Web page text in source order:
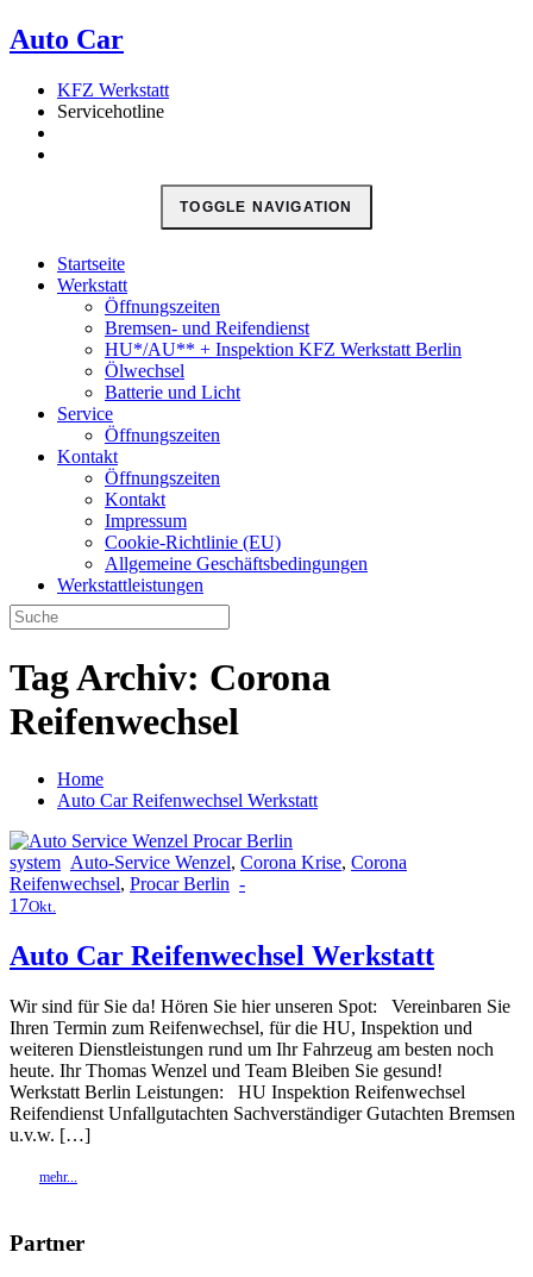
кредиты онлайн
наличными
Auto Car
KFZ Werkstatt
Servicehotline
TOGGLE NAVIGATION
Startseite
Werkstatt
Öffnungszeiten
Bremsen- und Reifendienst
HU*/AU** + Inspektion KFZ Werkstatt Berlin
Ölwechsel
Batterie und Licht
Service
Öffnungszeiten
Kontakt
Öffnungszeiten
Kontakt
Impressum
Cookie-Richtlinie (EU)
Allgemeine Geschäftsbedingungen
Werkstattleistungen
Tag Archiv: Corona
Reifenwechsel
Home
Auto Car Reifenwechsel Werkstatt
system Auto-Service Wenzel, Corona Krise, Corona
Reifenwechsel, Procar Berlin -
17Okt.
Auto Car Reifenwechsel Werkstatt
Wir sind für Sie da! Hören Sie hier unseren Spot: Vereinbaren Sie
Ihren Termin zum Reifenwechsel, für die HU, Inspektion und
weiteren Dienstleistungen rund um Ihr Fahrzeug am besten noch
heute. Ihr Thomas Wenzel und Team Bleiben Sie gesund!
Werkstatt Berlin Leistungen: HU Inspektion Reifenwechsel
Reifendienst Unfallgutachten Sachverständiger Gutachten Bremsen
u.v.w. […]
mehr...
Partner